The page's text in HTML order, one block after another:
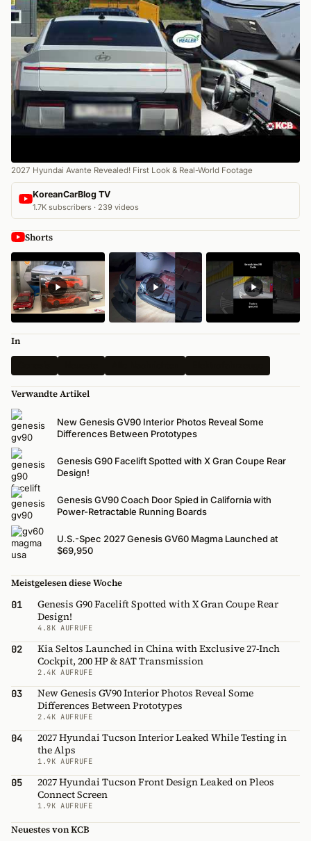
2027 Hyundai Avante Revealed! First Look & Real-World Footage
KoreanCarBlog TV
1.7K subscribers · 239 videos
Shorts
In
Verwandte Artikel
New Genesis GV90 Interior Photos Reveal Some
Differences Between Prototypes
Genesis G90 Facelift Spotted with X Gran Coupe Rear
Design!
Genesis GV90 Coach Door Spied in California with
Power-Retractable Running Boards
U.S.-Spec 2027 Genesis GV60 Magma Launched at
$69,950
Meistgelesen diese Woche
01
Genesis G90 Facelift Spotted with X Gran Coupe Rear
Design!
4.8K AUFRUFE
02
Kia Seltos Launched in China with Exclusive 27-Inch
Cockpit, 200 HP & 8AT Transmission
2.4K AUFRUFE
03
New Genesis GV90 Interior Photos Reveal Some
Differences Between Prototypes
2.4K AUFRUFE
04
2027 Hyundai Tucson Interior Leaked While Testing in
the Alps
1.9K AUFRUFE
05
2027 Hyundai Tucson Front Design Leaked on Pleos
Connect Screen
1.9K AUFRUFE
Neuestes von KCB